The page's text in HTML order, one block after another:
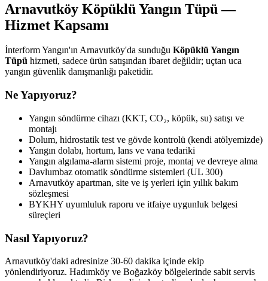
Arnavutköy Köpüklü Yangın Tüpü —
Hizmet Kapsamı
İnterform Yangın'ın Arnavutköy'da sunduğu Köpüklü Yangın
Tüpü hizmeti, sadece ürün satışından ibaret değildir; uçtan uca
yangın güvenlik danışmanlığı paketidir.
Ne Yapıyoruz?
Yangın söndürme cihazı (KKT, CO₂, köpük, su) satışı ve
montajı
Dolum, hidrostatik test ve gövde kontrolü (kendi atölyemizde)
Yangın dolabı, hortum, lans ve vana tedariki
Yangın algılama-alarm sistemi proje, montaj ve devreye alma
Davlumbaz otomatik söndürme sistemleri (UL 300)
Arnavutköy apartman, site ve iş yerleri için yıllık bakım
sözleşmesi
BYKHY uyumluluk raporu ve itfaiye uygunluk belgesi
süreçleri
Nasıl Yapıyoruz?
Arnavutköy'daki adresinize 30-60 dakika içinde ekip
yönlendiriyoruz. Hadımköy ve Boğazköy bölgelerinde sabit servis